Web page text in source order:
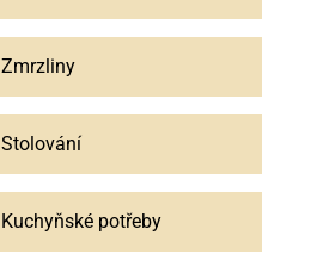
Zmrzliny
Stolování
Kuchyňské potřeby